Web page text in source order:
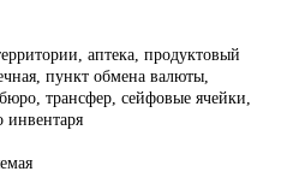
аптека, продуктовый
пункт обмена валюты,
трансфер, сейфовые ячейки,
инвентаря